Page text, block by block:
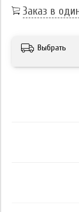
Заказ в
Выбрать